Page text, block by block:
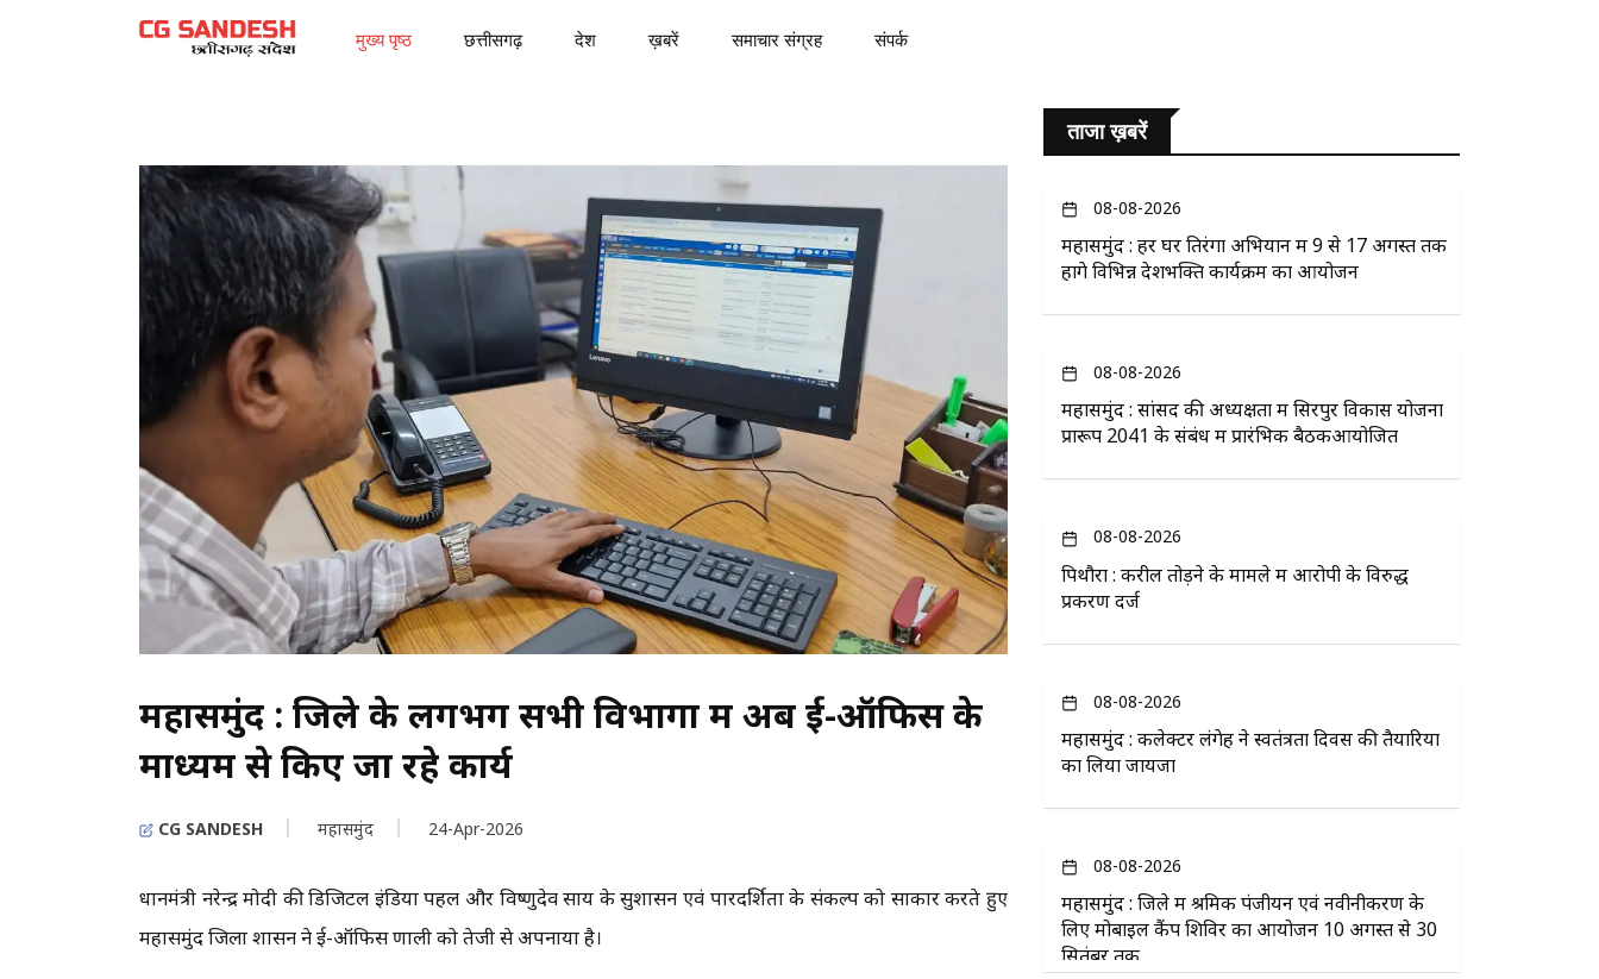
मुख्य पृष्ठ छत्तीसगढ़ देश ख़बरें समाचार संग्रह संपर्क
महासमुंद : जिले के लगभग सभी विभागों में अब ई-ऑफिस के
माध्यम से किए जा रहे कार्य
CG SANDESH महासमुंद 24-Apr-2026
प्रधानमंत्री नरेन्द्र मोदी की डिजिटल इंडिया पहल और विष्णुदेव साय के सुशासन एवं पारदर्शिता के संकल्प को साकार करते हुए
महासमुंद जिला प्रशासन ने ई-ऑफिस प्रणाली को तेजी से अपनाया है।
ताजा ख़बरें
08-08-2026
महासमुंद : हर घर तिरंगा अभियान में 9 से 17 अगस्त तक
होंगे विभिन्न देशभक्ति कार्यक्रम का आयोजन
08-08-2026
महासमुंद : सांसद की अध्यक्षता में सिरपुर विकास योजना
प्रारूप 2041 के संबंध में प्रारंभिक बैठकआयोजित
08-08-2026
पिथौरा : करील तोड़ने के मामले में आरोपी के विरुद्ध
प्रकरण दर्ज
08-08-2026
महासमुंद : कलेक्टर लंगेह ने स्वतंत्रता दिवस की तैयारियों
का लिया जायजा
08-08-2026
महासमुंद : जिले में श्रमिक पंजीयन एवं नवीनीकरण के
लिए मोबाइल कैंप शिविर का आयोजन 10 अगस्त से 30
सितंबर तक